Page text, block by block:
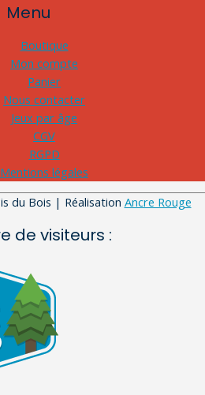
Menu
Boutique
Mon compte
Panier
Nous contacter
Jeux par âge
CGV
RGPD
Mentions légales
du Bois | Réalisation Ancre Rouge
de visiteurs :